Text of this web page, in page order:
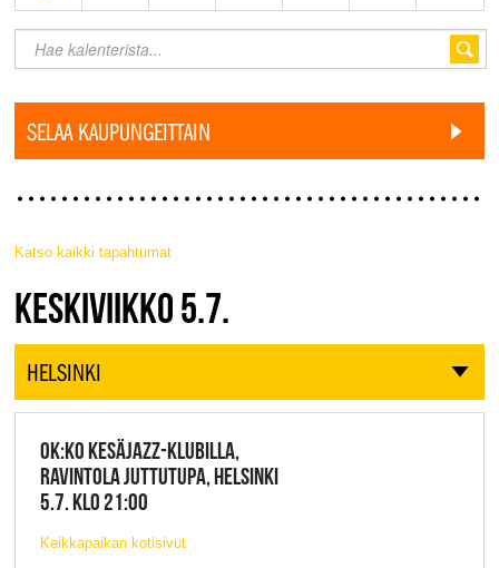
SELAA KAUPUNGEITTAIN
Katso kaikki tapahtumat
JAZZ FINLAND LIVE
KESKIVIIKKO 5.7.
HELSINKI
OK:KO KESÄJAZZ-KLUBILLA,
RAVINTOLA JUTTUTUPA, HELSINKI
5.7. KLO 21:00
Keikkapaikan kotisivut